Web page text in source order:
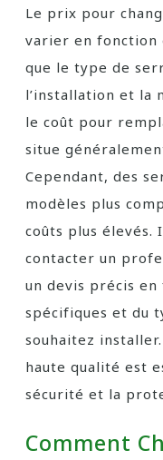
Le prix pour
varier en fonction
que le type de
l’installation et la
le coût pour
situe
Cependant, des
modèles plus
coûts plus élevés.
contacter un
un devis précis
spécifiques et du
souhaitez
haute qualité est
sécurité et la
Comment